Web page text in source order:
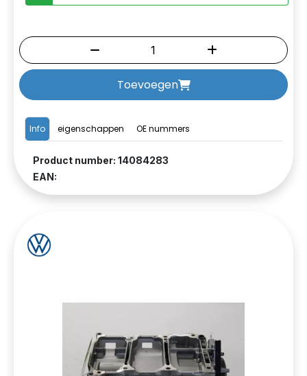
Info eigenschappen OE nummers
Product number: 14084283
EAN:
Toevoegen